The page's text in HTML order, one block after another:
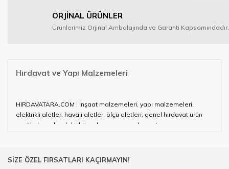
ORJİNAL ÜRÜNLER
Ürünlerimiz Orjinal Ambalajında ve Garanti Kapsamındadır.
Hırdavat ve Yapı Malzemeleri
HIRDAVATARA.COM ; İnşaat malzemeleri, yapı malzemeleri,
elektrikli aletler, havalı aletler, ölçü aletleri, genel hırdavat ürün
çeşitleri ve alandaki ihtiyaçlarınızın neredeyse tamamını
çalışan HIRDAVATARA.COM geniş ürün yelpazesi ile siz değerli
SİZE ÖZEL FIRSATLARI KAÇIRMAYIN!